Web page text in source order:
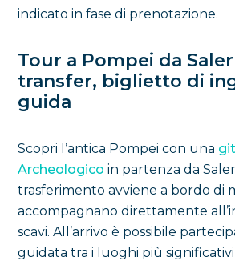
indicato in fase di prenotazione.
Tour a Pompei da
transfer, biglietto di
guida
Scopri l’antica Pompei con una
Archeologico in partenza da
trasferimento avviene a bordo di
accompagnano direttamente
scavi. All’arrivo è possibile
guidata tra i luoghi più